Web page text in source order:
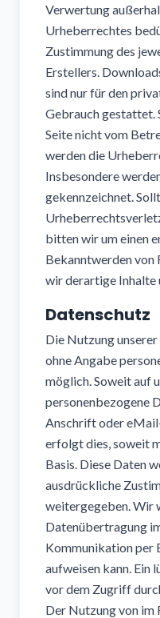
Verwertung
Urheberrechtes
Zustimmung des
Erstellers.
sind nur für den
Gebrauch gestattet.
Seite nicht vom
werden die
Insbesondere
gekennzeichnet.
bitten wir um einen
Bekanntwerden von
wir derartige Inhalte
Datenschutz
Die Nutzung
ohne Angabe
möglich. Soweit auf
personenbezogene
Anschrift oder
erfolgt dies, soweit
Basis. Diese Daten
ausdrückliche
weitergegeben. Wir
Datenübertragung
Kommunikation per
aufweisen kann. Ein
vor dem Zugriff
Der Nutzung von im